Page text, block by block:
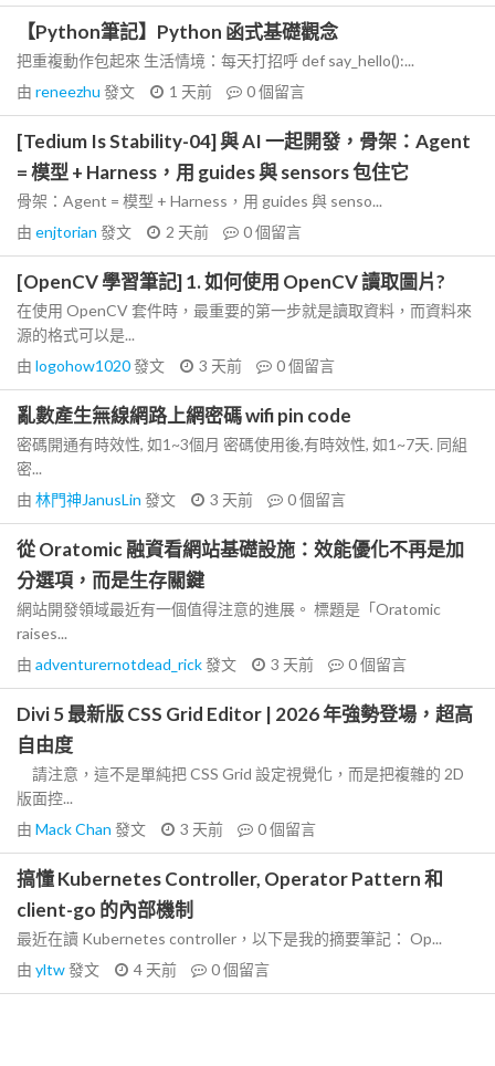
【Python筆記】Python 函式基礎觀念
把重複動作包起來 生活情境：每天打招呼 def say_hello():...
由 reneezhu 發文 1 天前 0個留言
[Tedium Is Stability-04] 與 AI 一起開發，骨架：Agent
= 模型 + Harness，用 guides 與 sensors 包住它
骨架：Agent = 模型 + Harness，用 guides 與 senso...
由 enjtorian 發文 2 天前 0個留言
[OpenCV 學習筆記] 1. 如何使用 OpenCV 讀取圖片?
在使用 OpenCV 套件時，最重要的第一步就是讀取資料，而資料來
源的格式可以是...
由 logohow1020發文 3 天前 0個留言
亂數產生無線網路上網密碼 wifi pin code
密碼開通有時效性, 如1~3個月 密碼使用後,有時效性, 如1~7天. 同組
密...
由 林門神JanusLin 發文 3 天前 0個留言
從 Oratomic 融資看網站基礎設施：效能優化不再是加
分選項，而是生存關鍵
網站開發領域最近有一個值得注意的進展。 標題是「Oratomic
raises...
由 adventurernotdead_rick發文 3 天前 0個留言
Divi 5 最新版 CSS Grid Editor | 2026 年強勢登場，超高
自由度
請注意，這不是單純把 CSS Grid 設定視覺化，而是把複雜的 2D
版面控...
由 Mack Chan 發文 3 天前 0個留言
搞懂 Kubernetes Controller, Operator Pattern 和
client-go 的內部機制
最近在讀 Kubernetes controller，以下是我的摘要筆記： Op...
由 yltw發文 4 天前 0個留言